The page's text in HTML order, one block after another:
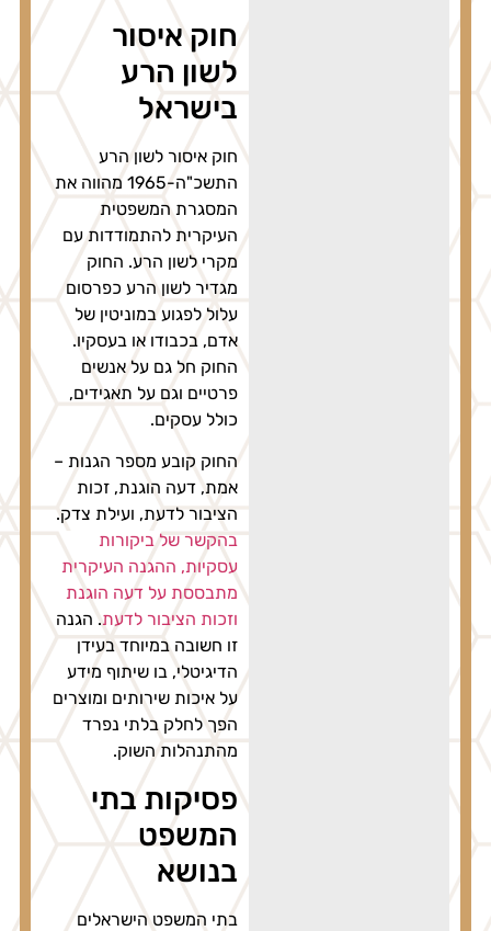
חוק איסור
לשון הרע
בישראל
חוק איסור לשון הרע
התשכ"ה-1965 מהווה את
המסגרת המשפטית
העיקרית להתמודדות עם
מקרי לשון הרע. החוק
מגדיר לשון הרע כפרסום
עלול לפגוע במוניטין של
אדם, בכבודו או בעסקיו.
החוק חל גם על אנשים
פרטיים וגם על תאגידים,
כולל עסקים.
החוק קובע מספר הגנות –
אמת, דעה הוגנת, זכות
הציבור לדעת, ועילת צדק.
בהקשר של ביקורות
עסקיות, ההגנה העיקרית
מתבססת על דעה הוגנת
וזכות הציבור לדעת. הגנה
זו חשובה במיוחד בעידן
הדיגיטלי, בו שיתוף מידע
על איכות שירותים ומוצרים
הפך לחלק בלתי נפרד
מהתנהלות השוק.
פסיקות בתי
המשפט
בנושא
בתי המשפט הישראלים